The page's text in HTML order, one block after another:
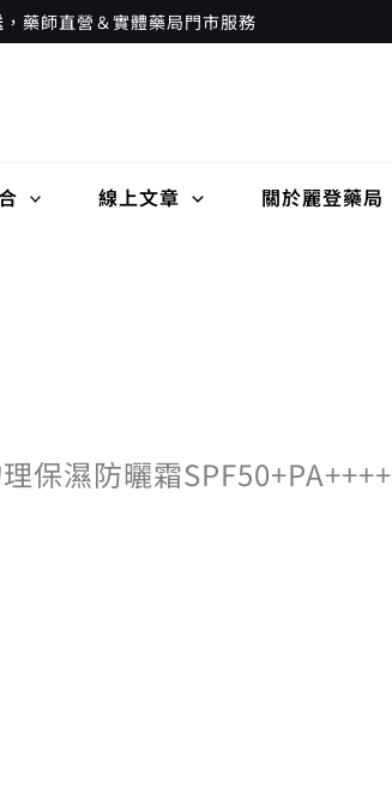
，藥師直營＆實體藥局門市服務
線上文章 關於麗登藥局
保濕防曬霜SPF50+PA++++